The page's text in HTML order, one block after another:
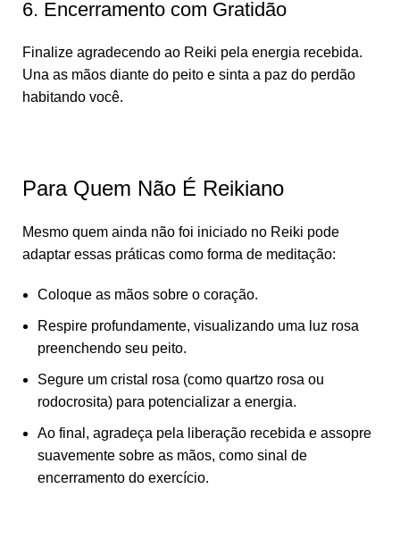
6. Encerramento com Gratidão
Finalize agradecendo ao Reiki pela energia recebida.
Una as mãos diante do peito e sinta a paz do perdão
habitando você.
Para Quem Não É Reikiano
Mesmo quem ainda não foi iniciado no Reiki pode
adaptar essas práticas como forma de meditação:
Coloque as mãos sobre o coração.
Respire profundamente, visualizando uma luz rosa
preenchendo seu peito.
Segure um cristal rosa (como quartzo rosa ou
rodocrosita) para potencializar a energia.
Ao final, agradeça pela liberação recebida e assopre
suavemente sobre as mãos, como sinal de
encerramento do exercício.